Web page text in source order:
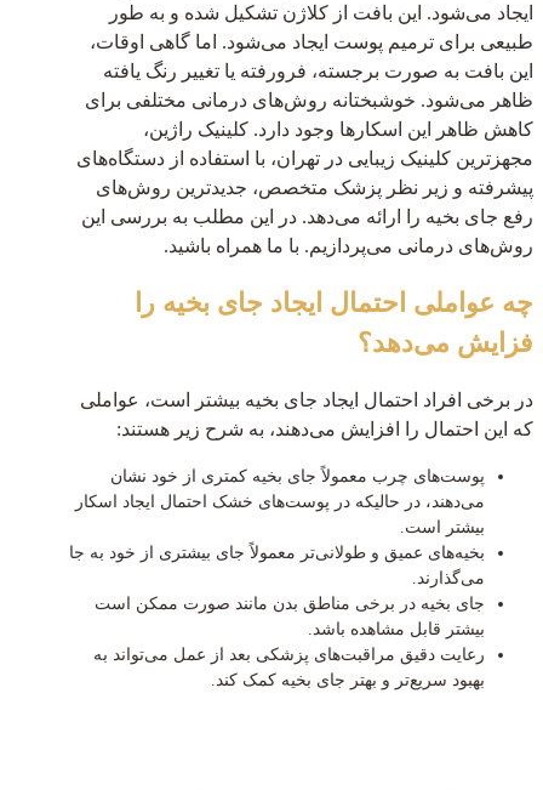
ایجاد می‌شود. این بافت از کلاژن تشکیل شده و به طور
طبیعی برای ترمیم پوست ایجاد می‌شود. اما گاهی اوقات،
این بافت به صورت برجسته، فرورفته یا تغییر رنگ یافته
ظاهر می‌شود. خوشبختانه روش‌های درمانی مختلفی برای
کاهش ظاهر این اسکارها وجود دارد. کلینیک راژین،
مجهزترین کلینیک زیبایی در تهران، با استفاده از دستگاه‌های
پیشرفته و زیر نظر پزشک متخصص، جدیدترین روش‌های
رفع جای بخیه را ارائه می‌دهد. در این مطلب به بررسی این
روش‌های درمانی می‌پردازیم. با ما همراه باشید.
چه عواملی احتمال ایجاد جای بخیه را
فزایش می‌دهد؟
در برخی افراد احتمال ایجاد جای بخیه بیشتر است، عواملی
که این احتمال را افزایش می‌دهند، به شرح زیر هستند:
پوست‌های چرب معمولاً جای بخیه کمتری از خود نشان
می‌دهند، در حالیکه در پوست‌های خشک احتمال ایجاد اسکار
بیشتر است.
بخیه‌های عمیق و طولانی‌تر معمولاً جای بیشتری از خود به جا
می‌گذارند.
جای بخیه در برخی مناطق بدن مانند صورت ممکن است
بیشتر قابل مشاهده باشد.
رعایت دقیق مراقبت‌های پزشکی بعد از عمل می‌تواند به
بهبود سریع‌تر و بهتر جای بخیه کمک کند.